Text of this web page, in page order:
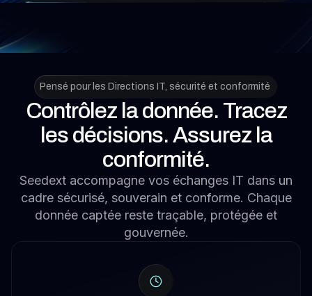
Pensé pour les Directions IT, sécurité et conformité
Contrôlez la donnée. Tracez
les décisions. Assurez la
conformité.
Seedext accompagne vos échanges IT dans un
cadre sécurisé, souverain et conforme. Chaque
donnée captée reste traçable, protégée et
gouvernée.